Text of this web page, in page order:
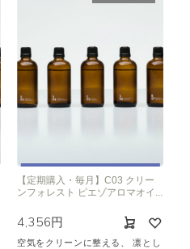
【定期購入・毎月】C03 クリー
ンフォレスト ピエゾアロマオイ...
4,356円
空気をクリーンに整える、 凛とし